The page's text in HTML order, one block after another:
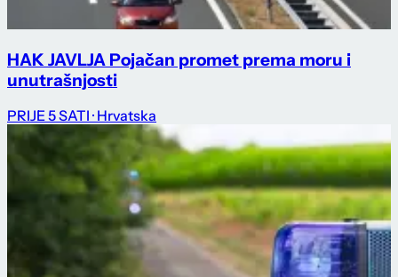
HAK JAVLJA Pojačan promet prema moru i
unutrašnjosti
PRIJE 5 SATI · Hrvatska